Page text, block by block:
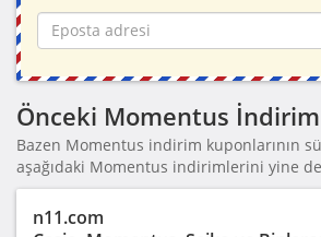
Önceki Momentus İndirim
Bazen Momentus indirim kuponlarının
aşağıdaki Momentus indirimlerini yine
n11.com